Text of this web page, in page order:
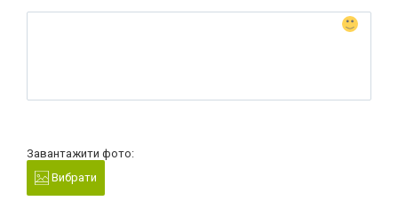
Завантажити фото:
Вибрати